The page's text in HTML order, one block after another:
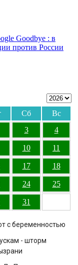
Goodbye : в
против России
Сб
Вс
3 4
10 11
17 18
24 25
31
с беременностью
- шторм